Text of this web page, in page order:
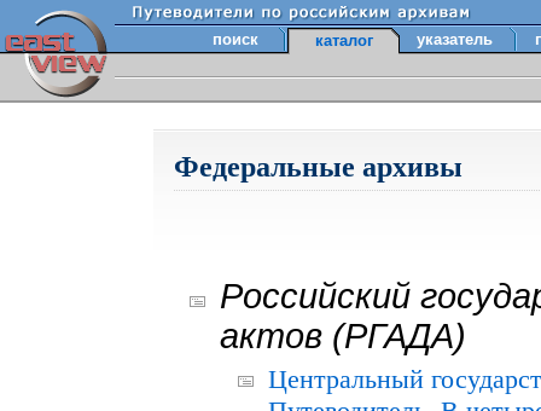
поиск каталог указатель
Федеральные архивы
Российский
актов (РГАДА)
Центральный